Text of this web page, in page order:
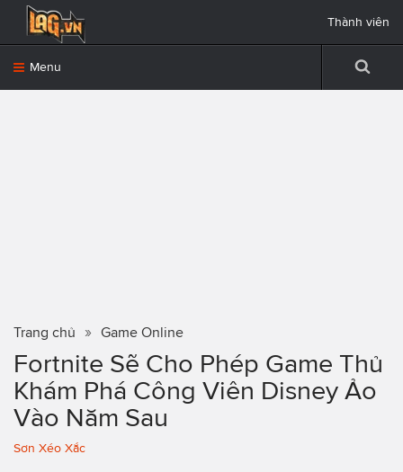
Menu
Thành viên
Trang chủ Game Online
Fortnite Sẽ Cho Phép Game Thủ
Khám Phá Công Viên Disney Ảo
Vào Năm Sau
Sơn Xéo Xắc